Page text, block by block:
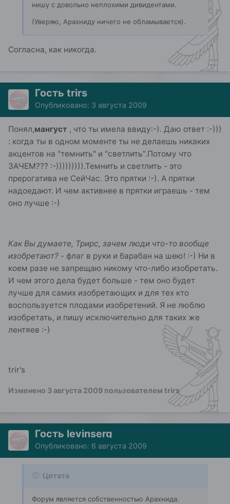
нишу с довольно неплохими дивидентами.
(Уверяю, Арахниду ничего не обламывается).
Согласна, как никогда.
Гость trirs
Опубликовано: 3 августа 2009
Понял,мангуст , что ты имела ввиду:-). Даю ответ :-)))
: когда ты в одном моменте ты не делаешь никаких
акцентов на "темнить" и "светлить".Потому что
ЗАЧЕМ??? :-))))))))).Темнить и светлить - это
прерогатива не СейЧас. Это прятки :-). А прятки
надоедают. И чем активнее в прятки играешь - тем
оно лучше :-)
Как Вы думаете, Трирс, зачем люди что-то вообще
изобретают? - флаг в руки и барабан на шею! :-) Ни в
коем разе не запрещаю никому что-либо изобретать.
И чем этого дела будет больше - тем оно будет
лучше для самих изобретающих и для тех кто
воспользуется плодами изобретений. Я не люблю
изобретать, и пишу исключительно для таких же
лентяев :-)
trir's
Изменено 3 августа 2009 пользователем trirs
Гость levinserg
Опубликовано: 6 августа 2009
Цитата
Форум является собственностью Арахнида.